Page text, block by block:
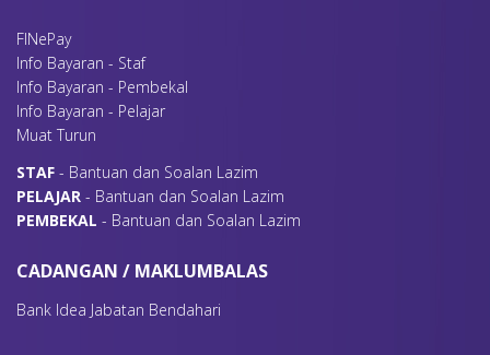
FINePay
Info Bayaran - Staf
Info Bayaran - Pembekal
Info Bayaran - Pelajar
Muat Turun
STAF - Bantuan dan Soalan Lazim
PELAJAR - Bantuan dan Soalan Lazim
PEMBEKAL - Bantuan dan Soalan Lazim
CADANGAN / MAKLUMBALAS
Bank Idea Jabatan Bendahari